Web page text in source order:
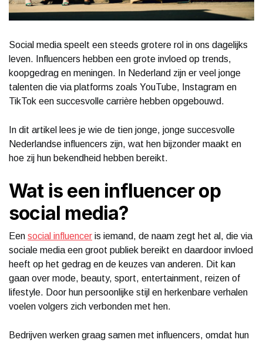
Social media speelt een steeds grotere rol in ons dagelijks
leven. Influencers hebben een grote invloed op trends,
koopgedrag en meningen. In Nederland zijn er veel jonge
talenten die via platforms zoals YouTube, Instagram en
TikTok een succesvolle carrière hebben opgebouwd.
In dit artikel lees je wie de tien jonge, jonge succesvolle
Nederlandse influencers zijn, wat hen bijzonder maakt en
hoe zij hun bekendheid hebben bereikt.
Wat is een influencer op
social media?
Een social influencer is iemand, de naam zegt het al, die via
sociale media een groot publiek bereikt en daardoor invloed
heeft op het gedrag en de keuzes van anderen. Dit kan
gaan over mode, beauty, sport, entertainment, reizen of
lifestyle. Door hun persoonlijke stijl en herkenbare verhalen
voelen volgers zich verbonden met hen.
Bedrijven werken graag samen met influencers, omdat hun